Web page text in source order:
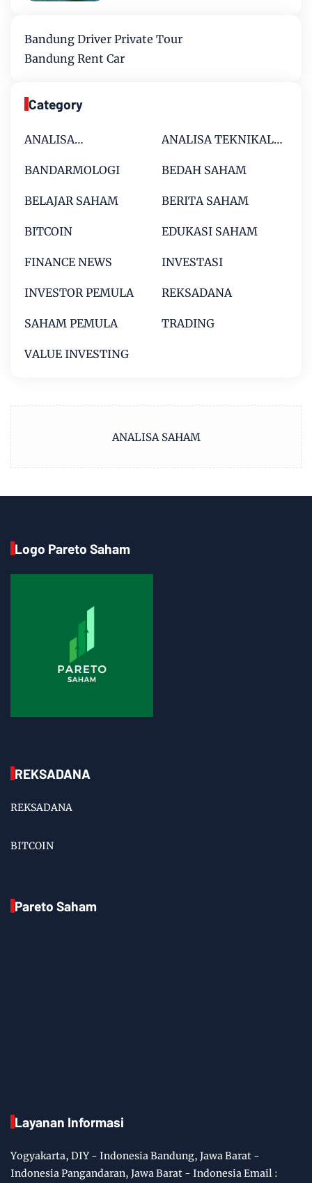
Bandung Driver Private Tour
Bandung Rent Car
Category
ANALISA
SAHAM
ANALISA TEKNIKAL
BANDARMOLOGI
BEDAH SAHAM
BELAJAR SAHAM BERITA SAHAM
BITCOIN EDUKASI SAHAM
FINANCE NEWS INVESTASI
INVESTOR PEMULA REKSADANA
SAHAM PEMULA TRADING
VALUE INVESTING
ANALISA SAHAM
Logo Pareto Saham
REKSADANA
REKSADANA
BITCOIN
Pareto Saham
Layanan Informasi
Yogyakarta, DIY - Indonesia Bandung, Jawa Barat -
Indonesia Pangandaran, Jawa Barat - Indonesia Email :